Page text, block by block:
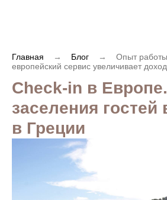
Главная → Блог →
Опыт
европейский сервис увеличивает доход
Check-in в
заселения гостей
в Греции